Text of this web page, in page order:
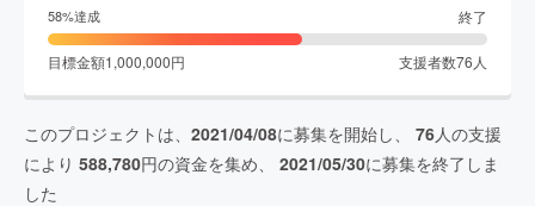
58%達成 終了
目標金額1,000,000円 支援者数76 人
このプロジェクトは、 2021/04/08に募集を開始し、 76人の支援
により 588,780円の資金を集め、 2021/05/30に募集を終了しま
した